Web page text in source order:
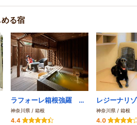
る宿
ラフォーレ箱根強羅 湯の棲
神奈川県 / 箱根
4.4
神奈川県 / 箱根
4.0